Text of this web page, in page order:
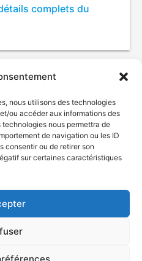
nous utilisons des technologies
ou accéder aux informations des
nous permettra de
de navigation ou les ID
consentir ou de retirer son
sur certaines caractéristiques
complets du
du Québec, 2026
de services